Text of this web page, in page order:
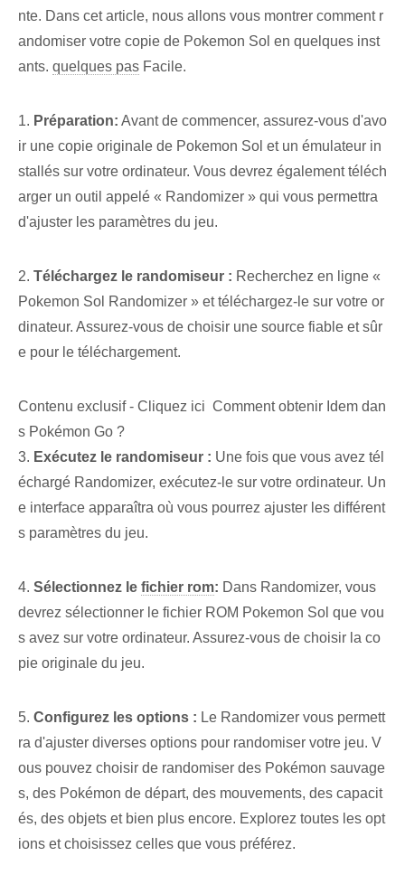
nte. Dans cet article, nous allons vous montrer comment r
andomiser votre copie de Pokemon Sol en quelques inst
ants. quelques pas Facile.
1. Préparation: Avant de commencer, assurez-vous d'avo
ir une copie originale de Pokemon Sol et un émulateur in
stallés sur votre ordinateur. Vous devrez également téléch
arger un outil appelé « Randomizer » qui vous permettra
d'ajuster les paramètres du jeu.
2. Téléchargez le randomiseur : Recherchez en ligne «
Pokemon Sol Randomizer » et téléchargez-le sur votre or
dinateur. Assurez-vous de choisir une source fiable et sûr
e pour le téléchargement.
Contenu exclusif - Cliquez ici Comment obtenir Idem dan
s Pokémon Go ?
3. Exécutez le randomiseur : Une fois que vous avez tél
échargé Randomizer, exécutez-le sur votre ordinateur. Un
e interface apparaîtra où vous pourrez ajuster les différent
s paramètres du jeu.
4. Sélectionnez le fichier rom: Dans Randomizer, vous
devrez sélectionner le fichier ROM Pokemon Sol que vou
s avez sur votre ordinateur. Assurez-vous de choisir la co
pie originale du jeu.
5. Configurez les options : Le Randomizer vous permett
ra d'ajuster diverses options pour randomiser votre jeu. V
ous pouvez choisir de randomiser des Pokémon sauvage
s, des Pokémon de départ, des mouvements, des capacit
és, des objets et bien plus encore. Explorez toutes les opt
ions et choisissez celles que vous préférez.